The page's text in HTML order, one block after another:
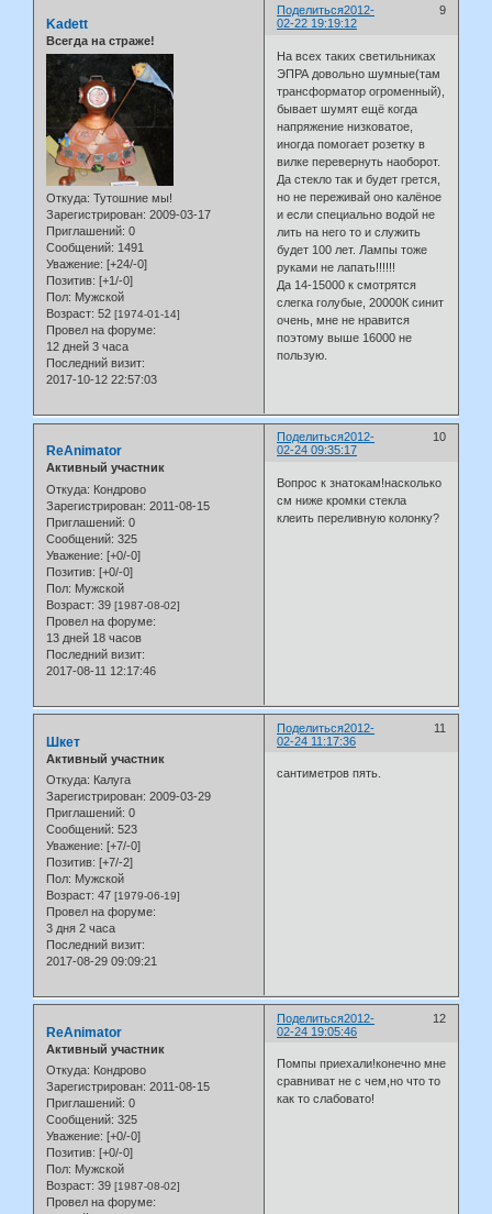
Поделиться 9
2012-
02-22 19:19:12
Kadett
Всегда на страже!
Откуда: Тутошние мы!
Зарегистрирован: 2009-03-17
Приглашений: 0
Сообщений: 1491
Уважение: [+24/-0]
Позитив: [+1/-0]
Пол: Мужской
Возраст: 52 [1974-01-14]
Провел на форуме:
12 дней 3 часа
Последний визит:
2017-10-12 22:57:03
На всех таких светильниках
ЭПРА довольно шумные(там
трансформатор огроменный),
бывает шумят ещё когда
напряжение низковатое,
иногда помогает розетку в
вилке перевернуть наоборот.
Да стекло так и будет грется,
но не переживай оно калёное
и если специально водой не
лить на него то и служить
будет 100 лет. Лампы тоже
руками не лапать!!!!!!
Да 14-15000 к смотрятся
слегка голубые, 20000К синит
очень, мне не нравится
поэтому выше 16000 не
пользую.
Поделиться 10
2012-
02-24 09:35:17
ReAnimator
Активный участник
Откуда: Кондрово
Зарегистрирован: 2011-08-15
Приглашений: 0
Сообщений: 325
Уважение: [+0/-0]
Позитив: [+0/-0]
Пол: Мужской
Возраст: 39 [1987-08-02]
Провел на форуме:
13 дней 18 часов
Последний визит:
2017-08-11 12:17:46
Вопрос к знатокам!насколько
см ниже кромки стекла
клеить переливную колонку?
Поделиться 11
2012-
02-24 11:17:36
Шкет
Активный участник
Откуда: Калуга
Зарегистрирован: 2009-03-29
Приглашений: 0
Сообщений: 523
Уважение: [+7/-0]
Позитив: [+7/-2]
Пол: Мужской
Возраст: 47 [1979-06-19]
Провел на форуме:
3 дня 2 часа
Последний визит:
2017-08-29 09:09:21
сантиметров пять.
Поделиться 12
2012-
02-24 19:05:46
ReAnimator
Активный участник
Откуда: Кондрово
Зарегистрирован: 2011-08-15
Приглашений: 0
Сообщений: 325
Уважение: [+0/-0]
Позитив: [+0/-0]
Пол: Мужской
Возраст: 39 [1987-08-02]
Провел на форуме:
Помпы приехали!конечно мне
сравниват не с чем,но что то
как то слабовато!